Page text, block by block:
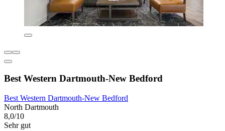
Best Western Dartmouth-New Bedford
Best Western Dartmouth-New Bedford
North Dartmouth
8,0/10
Sehr gut